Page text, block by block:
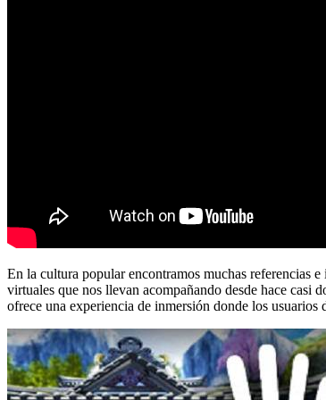
En la cultura popular encontramos muchas referencias
virtuales que nos llevan acompañando desde hace casi
ofrece una experiencia de inmersión donde los